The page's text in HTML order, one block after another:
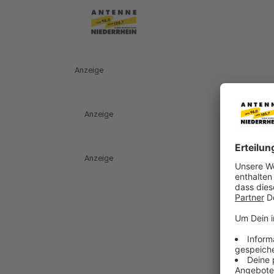
Anzeige
Anzeige
Anzeige